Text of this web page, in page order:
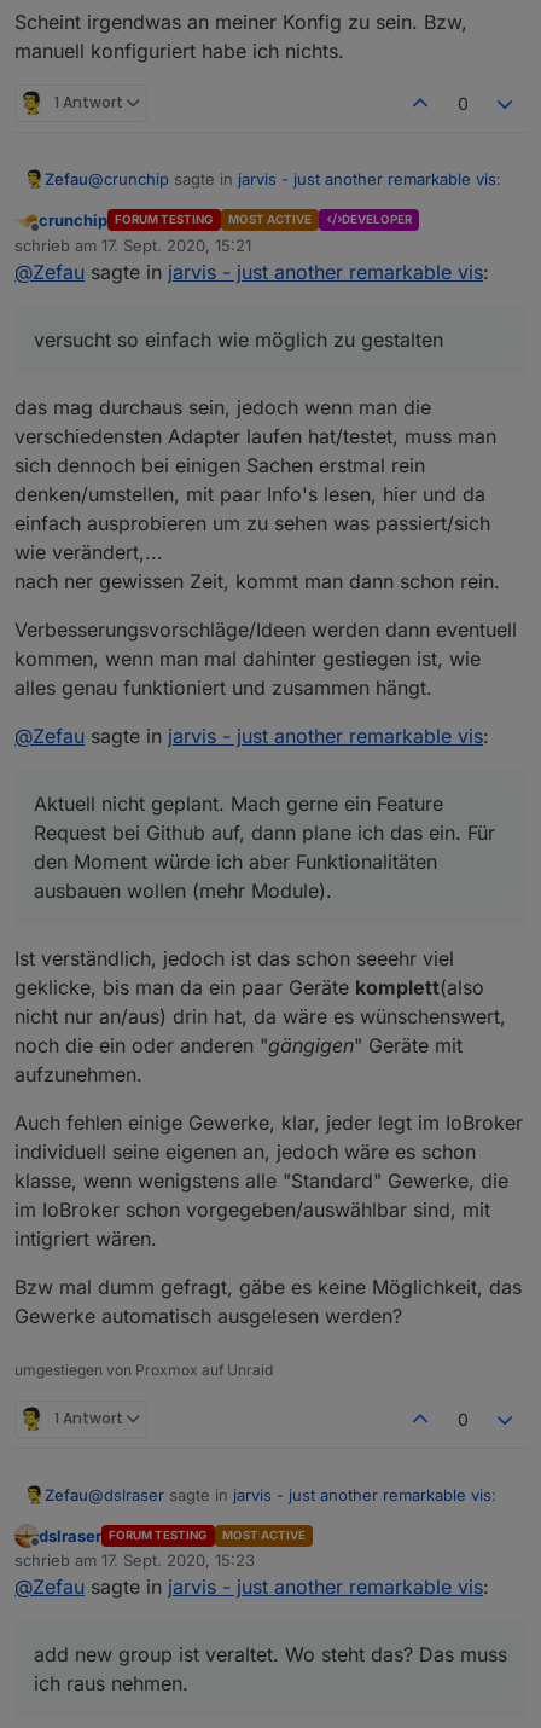
Scheint irgendwas an meiner Konfig zu sein. Bzw,
manuell konfiguriert habe ich nichts.
1 Antwort 0
Zefau@crunchip sagte in jarvis - just another remarkable vis:
hab gestern ein bisschen probiert, bin allerdings
(muss ich zugeben) noch ein bisschen überfordert,
wie was genau funktioniert.
Was genau überfordert dich? Ich habe es in
wie möglich zu gestalten. Insgesamt ist das Setup
komplex. Verbesserungsvorschläge, um es einfach zu
Auch wenn ich z.b. folgendes aufrufe im Wiki, sind
https://github.com/Zefau/ioBroker.jarvis/issues/30
dieser Link führt auch nicht zu den Einstellungen,
sondern die Seite wird einfach aktualisiert
Danke, behebe ich.
kommen hier noch mehr Geräte dazu, die
automatisch erkannt werden? da ich z.b. nen Arsch
bei Github auf, dann plane ich das ein. Für den Moment
würde ich aber Funktionalitäten ausbauen wollen (mehr
Module).
Offline
crunchip FORUM TESTING MOST ACTIVE DEVELOPER
schrieb am 17. Sept. 2020, 15:21
zuletzt editiert von
@Zefau sagte in jarvis - just another remarkable vis:
versucht so einfach wie möglich zu gestalten
das mag durchaus sein, jedoch wenn man die
verschiedensten Adapter laufen hat/testet, muss man
sich dennoch bei einigen Sachen erstmal rein
denken/umstellen, mit paar Info's lesen, hier und da
einfach ausprobieren um zu sehen was passiert/sich
wie verändert,...
nach ner gewissen Zeit, kommt man dann schon rein.
Verbesserungsvorschläge/Ideen werden dann eventuell
kommen, wenn man mal dahinter gestiegen ist, wie
alles genau funktioniert und zusammen hängt.
@Zefau sagte in jarvis - just another remarkable vis:
Aktuell nicht geplant. Mach gerne ein Feature
Request bei Github auf, dann plane ich das ein. Für
den Moment würde ich aber Funktionalitäten
ausbauen wollen (mehr Module).
Ist verständlich, jedoch ist das schon seeehr viel
geklicke, bis man da ein paar Geräte komplett(also
nicht nur an/aus) drin hat, da wäre es wünschenswert,
noch die ein oder anderen "gängigen" Geräte mit
aufzunehmen.
Auch fehlen einige Gewerke, klar, jeder legt im IoBroker
individuell seine eigenen an, jedoch wäre es schon
klasse, wenn wenigstens alle "Standard" Gewerke, die
im IoBroker schon vorgegeben/auswählbar sind, mit
intigriert wären.
Bzw mal dumm gefragt, gäbe es keine Möglichkeit, das
Gewerke automatisch ausgelesen werden?
umgestiegen von Proxmox auf Unraid
1 Antwort 0
Zefau@dslraser sagte in jarvis - just another remarkable vis:
ich habe mir auch mal die rc.5 installiert. Als erstes
wollte ich mal Licht einfügen, aber irgendwie
Inwiefern sieht es anders aus als im Wiki?
Zuerst habe ich meine HUE Lampen importiert, das
hat auch funktioniert, die sind unter Geräte zu
Offline
dslraser FORUM TESTING MOST ACTIVE
schrieb am 17. Sept. 2020, 15:23
zuletzt editiert von
@Zefau sagte in jarvis - just another remarkable vis:
add new group ist veraltet. Wo steht das? Das muss
ich raus nehmen.